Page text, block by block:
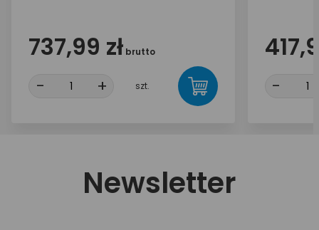
737,99 zł brutto
- + szt. -
Newsletter